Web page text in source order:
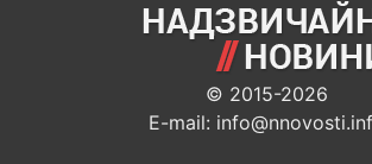
© 2015-2026
E-mail: